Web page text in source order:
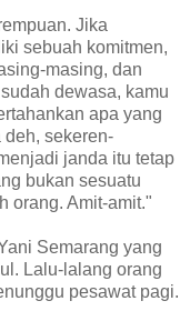
Jika
sebuah komitmen,
masing, dan
dewasa, kamu
apa yang
deh, sekeren-
janda itu tetap
bukan sesuatu
orang. Amit-amit."
Semarang yang
Lalu-lalang orang
pesawat pagi.